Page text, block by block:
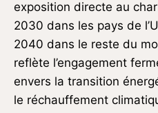
exposition directe au
2030 dans les pays de
2040 dans le reste du
reflète l’engagement
envers la transition
le réchauffement